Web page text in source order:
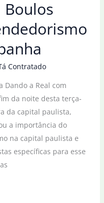
Contratado
Dando a Real com
da noite desta terça-
da capital paulista,
a importância do
na capital paulista e
específicas para esse